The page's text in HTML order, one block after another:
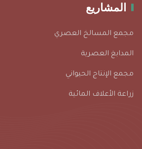
المشاريع
مجمع المسالخ العصري
المدابغ العصرية
مجمع الإنتاج الحيواني
زراعة الأعلاف المائية